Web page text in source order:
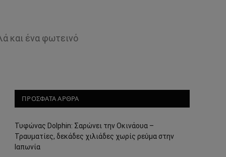
και ένα φωτεινό
ΠΡΟΣΦΑΤΑ ΑΡΘΡΑ
Τυφώνας Dolphin: Σαρώνει την Οκινάουα –
Τραυματίες, δεκάδες χιλιάδες χωρίς ρεύμα στην
Ιαπωνία